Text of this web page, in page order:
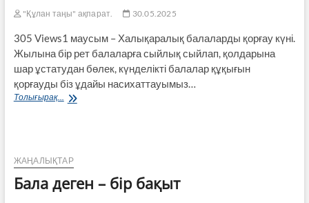
"Құлан таңы" ақпарат. 30.05.2025
305 Views1 маусым – Халықаралық балаларды қорғау күні.
Жылына бір рет балаларға сыйлық сыйлап, қолдарына
шар ұстатудан бөлек, күнделікті балалар құқығын
қорғауды біз ұдайы насихаттауымыз…
Толығырақ...
Дүниеде
жоқ
ЖАҢАЛЫҚТАР
Бала деген – бір бақыт